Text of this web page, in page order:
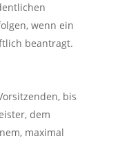
wenn ein
beantragt.
bis
dem
maximal